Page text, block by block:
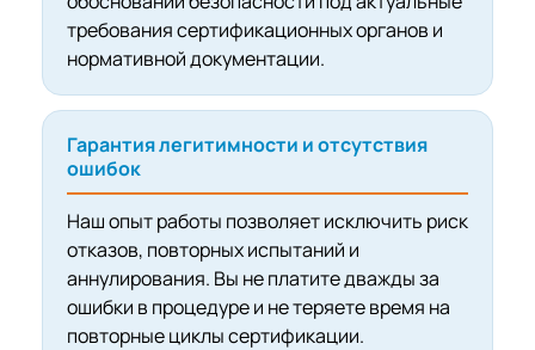
требования сертификационных органов и
нормативной документации.
Гарантия легитимности и отсутствия
ошибок
Наш опыт работы позволяет исключить риск
отказов, повторных испытаний и
аннулирования. Вы не платите дважды за
ошибки в процедуре и не теряете время на
повторные циклы сертификации.